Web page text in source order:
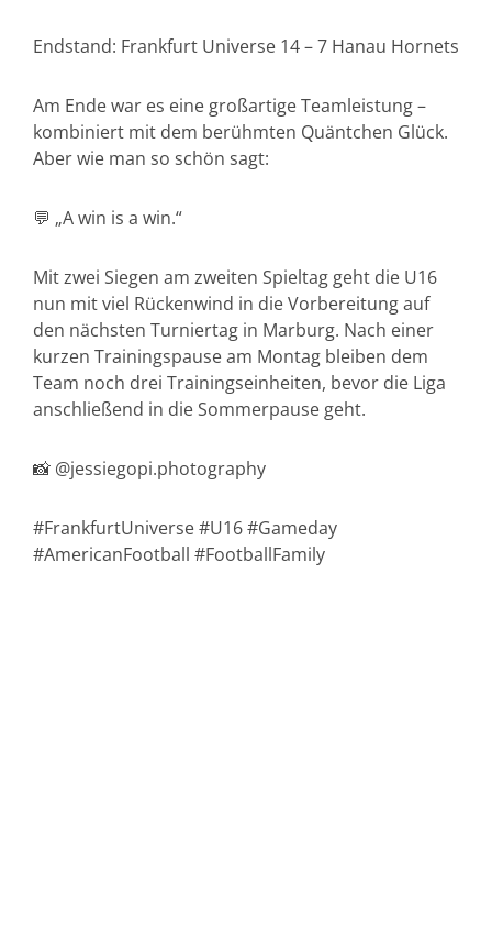
Endstand: Frankfurt Universe 14 – 7 Hanau Hornets
Am Ende war es eine großartige Teamleistung –
kombiniert mit dem berühmten Quäntchen Glück.
Aber wie man so schön sagt:
💬 „A win is a win.“
Mit zwei Siegen am zweiten Spieltag geht die U16
nun mit viel Rückenwind in die Vorbereitung auf
den nächsten Turniertag in Marburg. Nach einer
kurzen Trainingspause am Montag bleiben dem
Team noch drei Trainingseinheiten, bevor die Liga
anschließend in die Sommerpause geht.
📸 @jessiegopi.photography
#FrankfurtUniverse #U16 #Gameday
#AmericanFootball #FootballFamily